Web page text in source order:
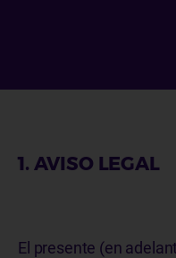
1. AVISO LEGAL
El presente (en